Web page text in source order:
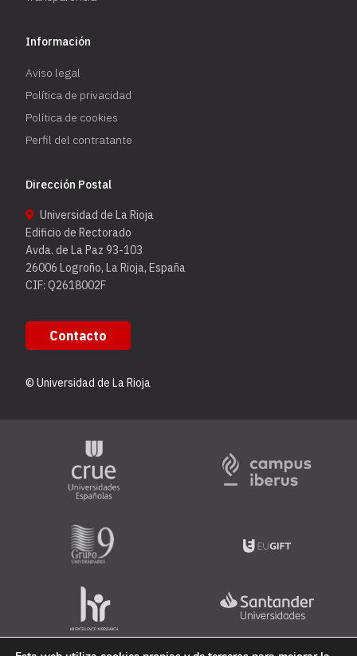
Información
Aviso legal
Política de privacidad
Política de cookies
Perfil del contratante
Dirección Postal
Universidad de La Rioja
Edificio de Rectorado
Avda. de La Paz 93-103
26006 Logroño, La Rioja, España
CIF: Q2618002F
Contacto
© Universidad de La Rioja